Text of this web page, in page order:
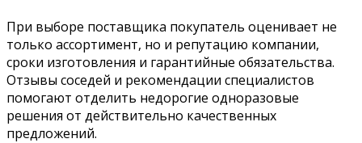
При выборе поставщика покупатель оценивает не
только ассортимент, но и репутацию компании,
сроки изготовления и гарантийные обязательства.
Отзывы соседей и рекомендации специалистов
помогают отделить недорогие одноразовые
решения от действительно качественных
предложений.